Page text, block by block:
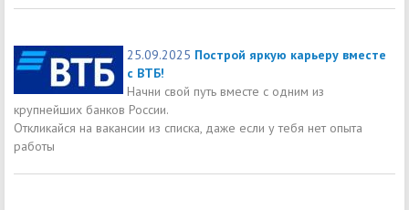
25.09.2025 Построй яркую карьеру вместе
с ВТБ!
Начни свой путь вместе с одним из
крупнейших банков России.
Откликайся на вакансии из списка, даже если у тебя нет опыта
работы